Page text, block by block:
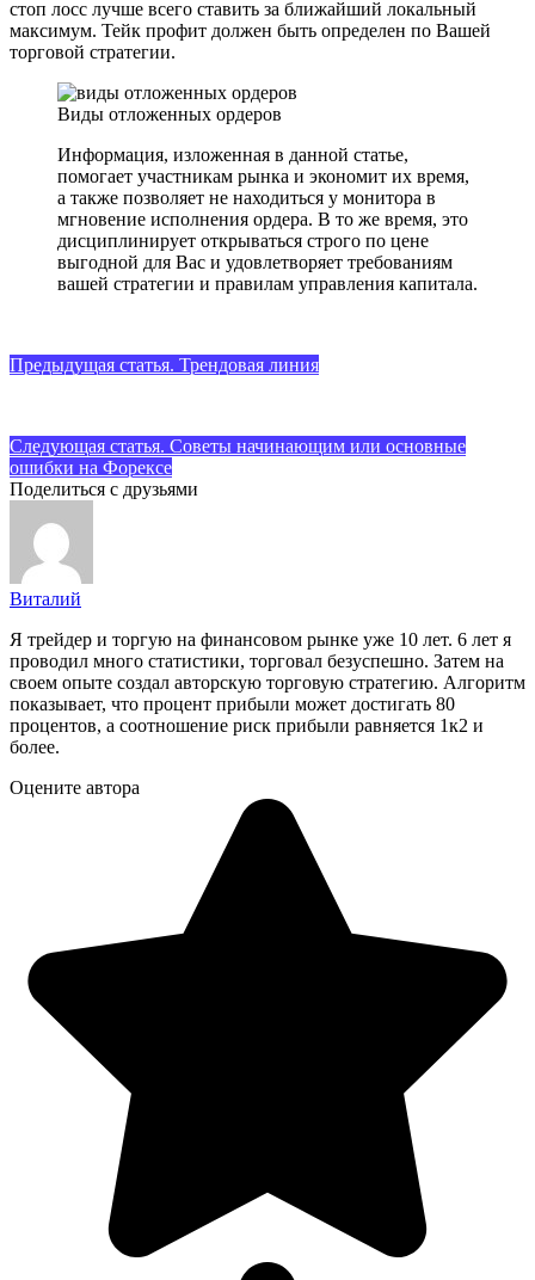
стоп лосс лучше всего ставить за ближайший локальный
максимум. Тейк профит должен быть определен по Вашей
торговой стратегии.
Виды отложенных ордеров
Информация, изложенная в данной статье,
помогает участникам рынка и экономит их время,
а также позволяет не находиться у монитора в
мгновение исполнения ордера. В то же время, это
дисциплинирует открываться строго по цене
выгодной для Вас и удовлетворяет требованиям
вашей стратегии и правилам управления капитала.
Предыдущая статья. Трендовая линия
Следующая статья. Советы начинающим или основные
ошибки на Форексе
Поделиться с друзьями
Виталий
Я трейдер и торгую на финансовом рынке уже 10 лет. 6 лет я
проводил много статистики, торговал безуспешно. Затем на
своем опыте создал авторскую торговую стратегию. Алгоритм
показывает, что процент прибыли может достигать 80
процентов, а соотношение риск прибыли равняется 1к2 и
более.
Оцените автора